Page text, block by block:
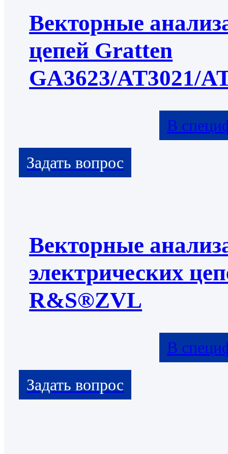
Векторные
цепей Gratten
GA3623/AT3021/
В
Векторные
электрических
R&S®ZVL
В